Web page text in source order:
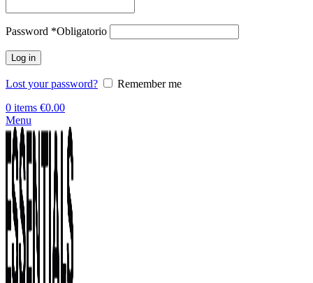
Password *Obligatorio
Log in
Lost your password?
Remember me
0 items €0.00
Menu